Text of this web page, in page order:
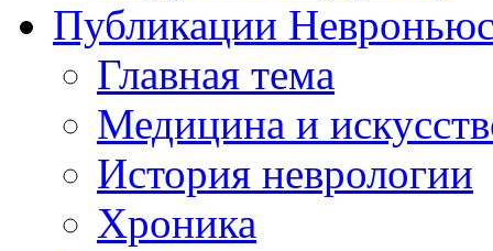
Публикации
Главная тема
Медицина и
История неврологии
Хроника